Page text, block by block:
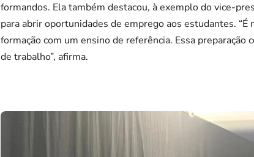
formandos. Ela também destacou, à exemplo do vice-
para abrir oportunidades de emprego aos estudantes.
formação com um ensino de referência. Essa
de trabalho”, afirma.